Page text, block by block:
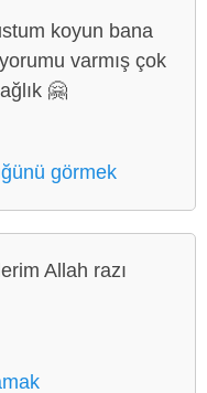
koyun bana
varmış çok
🤗
görmek
Allah razı